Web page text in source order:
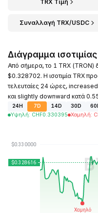
TRX Τιμή
Συναλλαγή TRX/USDC
Διάγραμμα
Από σήμερα, το 1 TRX (TRON)
$0.328702. Η ισοτιμία TRX
τελευταίες 24 ώρες,
και slightly downward κατά
24H 7D 14D 30D
Υψηλή: CHF0.330395 Χαμηλή:
Τελευταία ενημέρωση στις: 2026-